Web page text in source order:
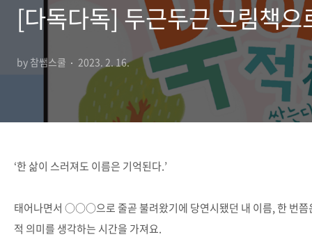
[다독다독] 두근두근 그림책
by 참쌤스쿨 2023. 2. 16.
‘한 삶이 스러져도 이름은 기억된다.’
태어나면서 ○○○으로 줄곧 불려왔기에 당연시됐던 내 이름, 한 번쯤
적 의미를 생각하는 시간을 가져요.